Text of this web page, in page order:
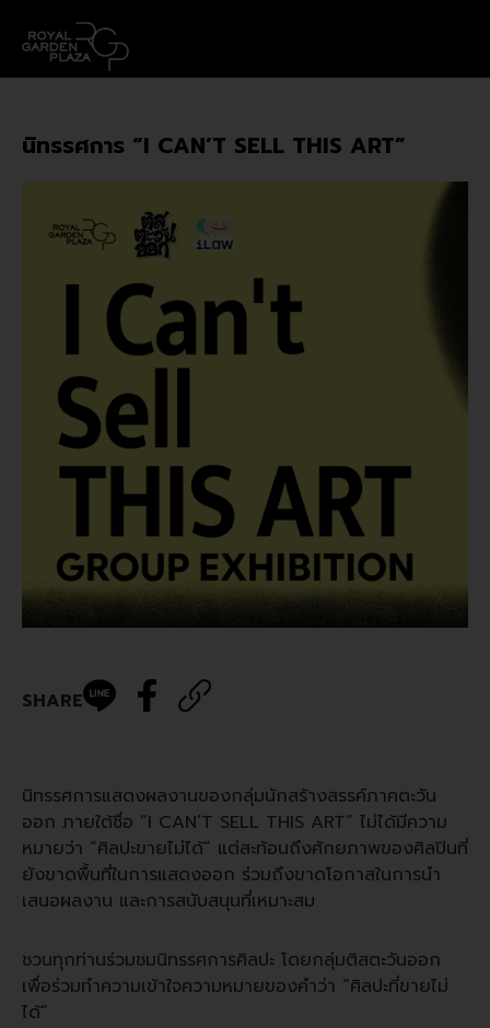
นิทรรศการ “I CAN’T SELL THIS ART”
SHARE
นิทรรศการแสดงผลงานของกลุ่มนักสร้างสรรค์ภาคตะวัน
ออก ภายใต้ชื่อ “I CAN’T SELL THIS ART” ไม่ได้มีความ
หมายว่า “ศิลปะขายไม่ได้” แต่สะท้อนถึงศักยภาพของศิลปินที่
ยังขาดพื้นที่ในการแสดงออก ร่วมถึงขาดโอกาสในการนำ
เสนอผลงาน และการสนับสนุนที่เหมาะสม
ชวนทุกท่านร่วมชมนิทรรศการศิลปะ โดยกลุ่มติสตะวันออก
เพื่อร่วมทำความเข้าใจความหมายของคำว่า “ศิลปะที่ขายไม่
ได้”